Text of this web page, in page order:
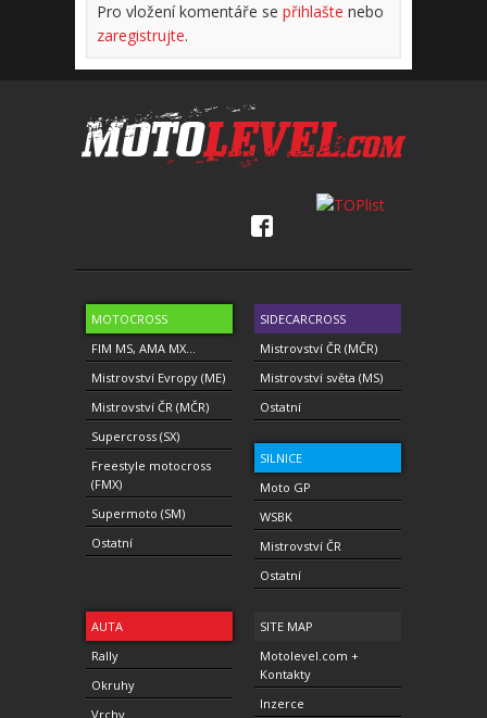
Pro vložení komentáře se přihlašte nebo
zaregistrujte.
MOTOCROSS
FIM MS, AMA MX...
Mistrovství Evropy (ME)
Mistrovství ČR (MČR)
Supercross (SX)
Freestyle motocross
(FMX)
Supermoto (SM)
Ostatní
SIDECARCROSS
Mistrovství ČR (MČR)
Mistrovství světa (MS)
Ostatní
SILNICE
Moto GP
WSBK
Mistrovství ČR
Ostatní
AUTA
Rally
Okruhy
Vrchy
SITE MAP
Motolevel.com +
Kontakty
Inzerce